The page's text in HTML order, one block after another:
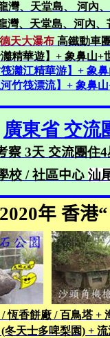
灣、 天堂島、
河內
灣、 天堂島、河內、
德天大瀑布 高鐵動車
灕精華遊】+象鼻山+
灕江精華游】+象
竹筏漂流】+象鼻
廣東省 交流
察 3天 交流團住4
校 /社區中心 汕
2020年 香港
/恆香餅廠 /百鳥塔+
(冬天士多啤梨園) +流